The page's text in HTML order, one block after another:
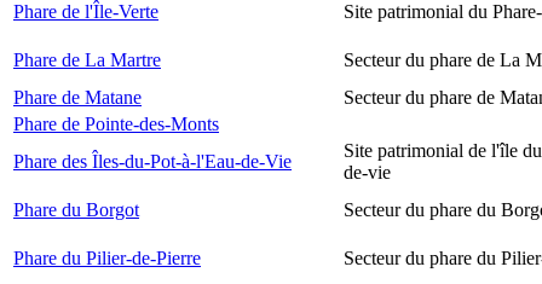
Phare de l'Île-Verte Site patrimonial du
Phare de La Martre
Secteur du phare de La
Phare de Matane
Secteur du phare de
Phare de Pointe-des-Monts
Phare des Îles-du-Pot-à-l'Eau-de-Vie
Site patrimonial de l'île
de-vie
Phare du Borgot
Secteur du phare du
Phare du Pilier-de-Pierre
Secteur du phare du